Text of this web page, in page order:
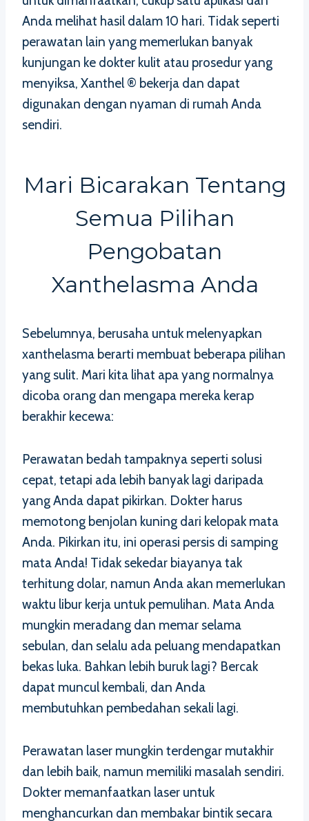
Anda melihat hasil dalam 10 hari. Tidak seperti
perawatan lain yang memerlukan banyak
kunjungan ke dokter kulit atau prosedur yang
menyiksa, Xanthel ® bekerja dan dapat
digunakan dengan nyaman di rumah Anda
sendiri.
Mari Bicarakan Tentang
Semua Pilihan
Pengobatan
Xanthelasma Anda
Sebelumnya, berusaha untuk melenyapkan
xanthelasma berarti membuat beberapa pilihan
yang sulit. Mari kita lihat apa yang normalnya
dicoba orang dan mengapa mereka kerap
berakhir kecewa:
Perawatan bedah tampaknya seperti solusi
cepat, tetapi ada lebih banyak lagi daripada
yang Anda dapat pikirkan. Dokter harus
memotong benjolan kuning dari kelopak mata
Anda. Pikirkan itu, ini operasi persis di samping
mata Anda! Tidak sekedar biayanya tak
terhitung dolar, namun Anda akan memerlukan
waktu libur kerja untuk pemulihan. Mata Anda
mungkin meradang dan memar selama
sebulan, dan selalu ada peluang mendapatkan
bekas luka. Bahkan lebih buruk lagi? Bercak
dapat muncul kembali, dan Anda
membutuhkan pembedahan sekali lagi.
Perawatan laser mungkin terdengar mutakhir
dan lebih baik, namun memiliki masalah sendiri.
Dokter memanfaatkan laser untuk
menghancurkan dan membakar bintik secara